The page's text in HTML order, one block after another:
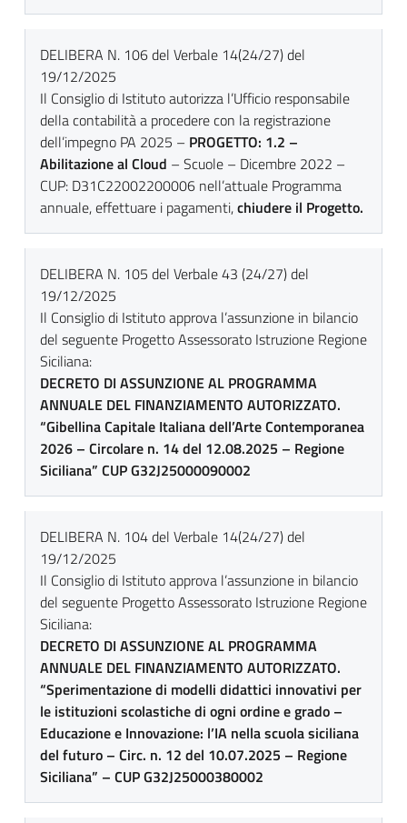
DELIBERA N. 106 del Verbale 14(24/27) del
19/12/2025
Il Consiglio di Istituto autorizza l’Ufficio responsabile
della contabilità a procedere con la registrazione
dell’impegno PA 2025 – PROGETTO: 1.2 –
Abilitazione al Cloud – Scuole – Dicembre 2022 –
CUP: D31C22002200006 nell’attuale Programma
annuale, effettuare i pagamenti,chiudere il Progetto.
DELIBERA N. 105 del Verbale 43 (24/27) del
19/12/2025
Il Consiglio di Istituto approva l’assunzione in bilancio
del seguente Progetto Assessorato Istruzione Regione
Siciliana:
DECRETO DI ASSUNZIONE AL PROGRAMMA
ANNUALE DEL FINANZIAMENTO AUTORIZZATO.
“Gibellina Capitale Italiana dell’Arte Contemporanea
2026 – Circolare n. 14 del 12.08.2025 – Regione
Siciliana” CUP G32J25000090002
DELIBERA N. 104 del Verbale 14(24/27) del
19/12/2025
Il Consiglio di Istituto approva l’assunzione in bilancio
del seguente Progetto Assessorato Istruzione Regione
Siciliana:
DECRETO DI ASSUNZIONE AL PROGRAMMA
ANNUALE DEL FINANZIAMENTO AUTORIZZATO.
“Sperimentazione di modelli didattici innovativi per
le istituzioni scolastiche di ogni ordine e grado –
Educazione e Innovazione: l’IA nella scuola siciliana
del futuro – Circ. n. 12 del 10.07.2025 – Regione
Siciliana” – CUP G32J25000380002